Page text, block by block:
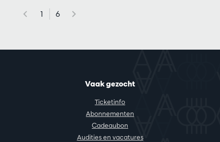
1 6
Vaak gezocht
Ticketinfo
Abonnementen
Cadeaubon
Audities en vacatures